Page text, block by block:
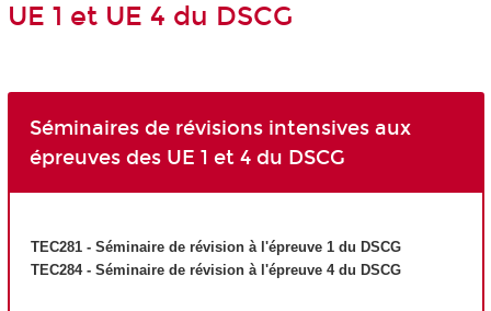
UE 1 et UE 4 du DSCG
Séminaires de révisions intensives aux
épreuves des UE 1 et 4 du DSCG
TEC281 - Séminaire de révision à l'épreuve 1 du DSCG
TEC284 - Séminaire de révision à l'épreuve 4 du DSCG